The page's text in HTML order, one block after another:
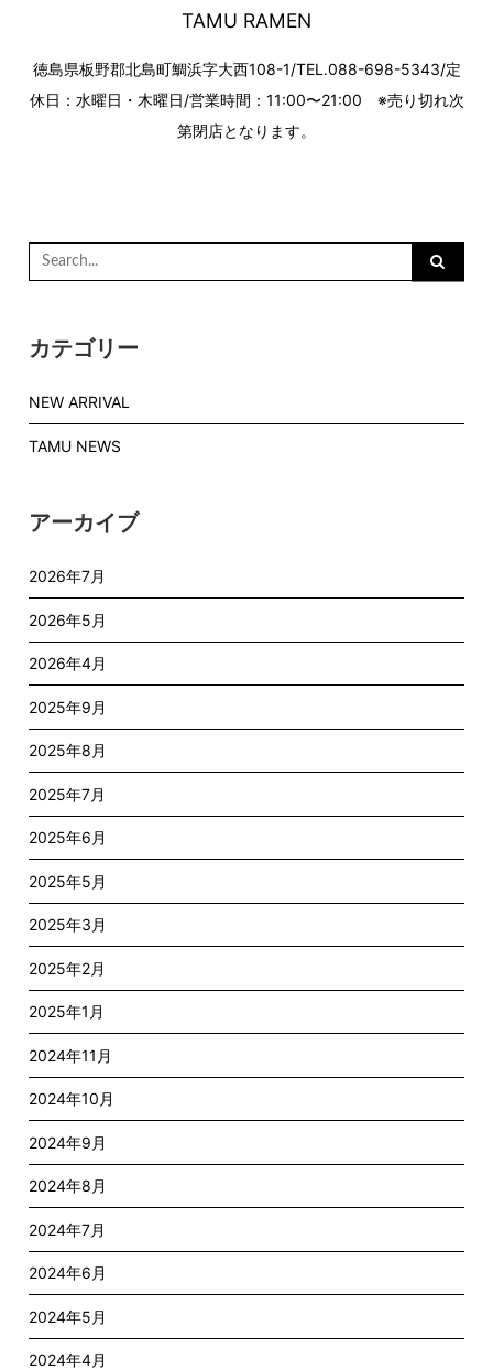
TAMU RAMEN
徳島県板野郡北島町鯛浜字大西108-1/TEL.088-698-5343/定
休日：水曜日・木曜日/営業時間：11:00〜21:00 ※売り切れ次
第閉店となります。
Search
for:
カテゴリー
NEW ARRIVAL
TAMU NEWS
アーカイブ
2026年7月
2026年5月
2026年4月
2025年9月
2025年8月
2025年7月
2025年6月
2025年5月
2025年3月
2025年2月
2025年1月
2024年11月
2024年10月
2024年9月
2024年8月
2024年7月
2024年6月
2024年5月
2024年4月